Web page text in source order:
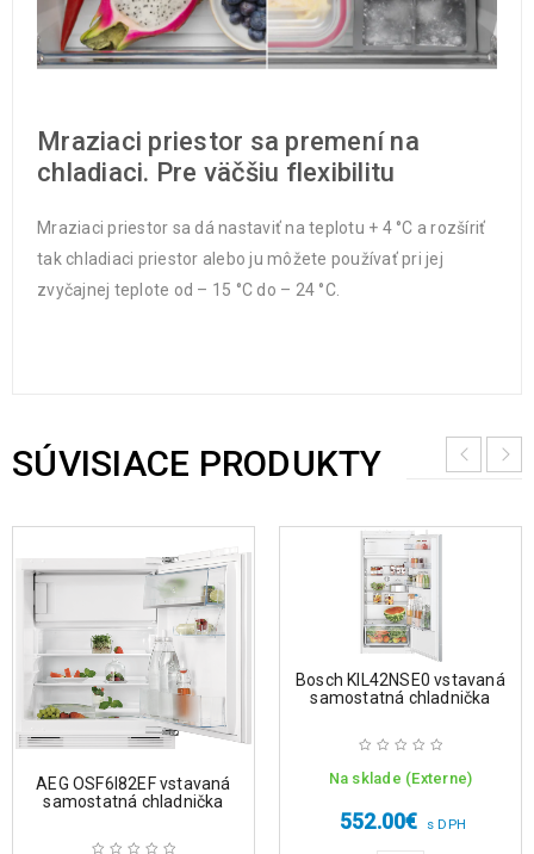
Mraziaci priestor sa premení na
chladiaci. Pre väčšiu flexibilitu
Mraziaci priestor sa dá nastaviť na teplotu + 4 °C a rozšíriť
tak chladiaci priestor alebo ju môžete používať pri jej
zvyčajnej teplote od – 15 °C do – 24 °C.
SÚVISIACE PRODUKTY
AEG OSF6I82EF vstavaná
samostatná chladnička
Bosch KIL42NSE0 vstavaná
samostatná chladnička
Na sklade (Externe)
552.00€ s DPH